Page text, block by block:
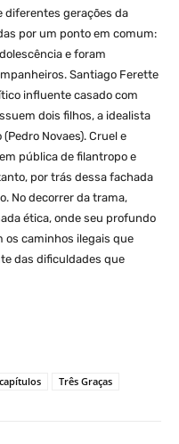
diferentes gerações da
por um ponto em comum:
e foram
Santiago Ferette
influente casado com
dois filhos, a idealista
Novaes). Cruel e
pública de filantropo e
por trás dessa fachada
No decorrer da trama,
ética, onde seu profundo
os caminhos ilegais que
das dificuldades que
Três Graças